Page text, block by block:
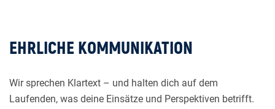
EHRLICHE KOMMUNIKATION
Wir sprechen Klartext – und halten dich auf dem
Laufenden, was deine Einsätze und Perspektiven betrifft.